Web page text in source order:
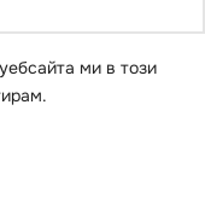
ми в този